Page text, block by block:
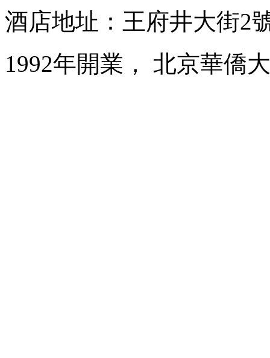
酒店地址：王府井大街2
1992年開業， 北京華